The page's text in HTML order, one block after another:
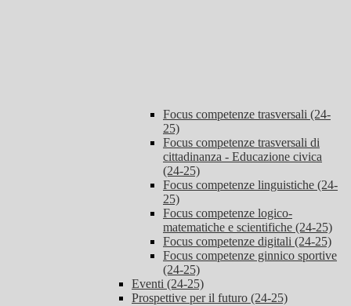
Focus competenze trasversali (24-
25)
Focus competenze trasversali di
cittadinanza - Educazione civica
(24-25)
Focus competenze linguistiche (24-
25)
Focus competenze logico-
matematiche e scientifiche (24-25)
Focus competenze digitali (24-25)
Focus competenze ginnico sportive
(24-25)
Eventi (24-25)
Prospettive per il futuro (24-25)